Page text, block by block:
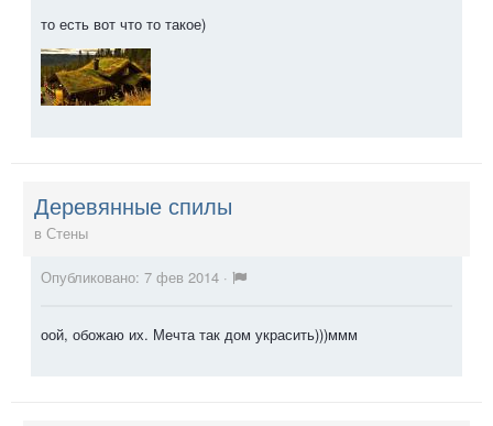
то есть вот что то такое)
Деревянные спилы
в Стены
Опубликовано: 7 фев 2014 ·
оой, обожаю их. Мечта так дом украсить)))ммм